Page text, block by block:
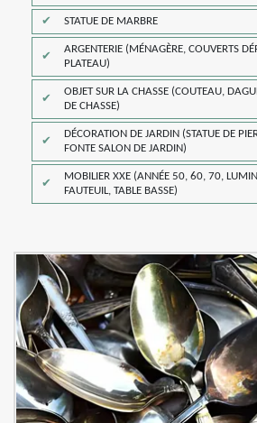
STATUE DE MARBRE
ARGENTERIE (MÉNAGÈRE, COUVERTS
PLATEAU)
OBJET SUR LA CHASSE (COUTEAU,
DE CHASSE)
DÉCORATION DE JARDIN (STATUE DE
FONTE SALON DE JARDIN)
MOBILIER XXE (ANNÉE 50, 60, 70,
FAUTEUIL, TABLE BASSE)